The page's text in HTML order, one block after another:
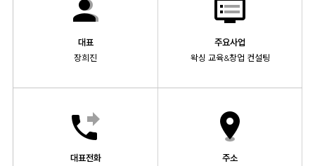
대표
장희진
주요사업
왁싱 교육&창업 컨설팅
대표전화
주소